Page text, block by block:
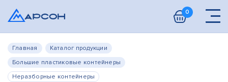
0
Главная
Каталог продукции
Большие пластиковые контейнеры
Неразборные контейнеры